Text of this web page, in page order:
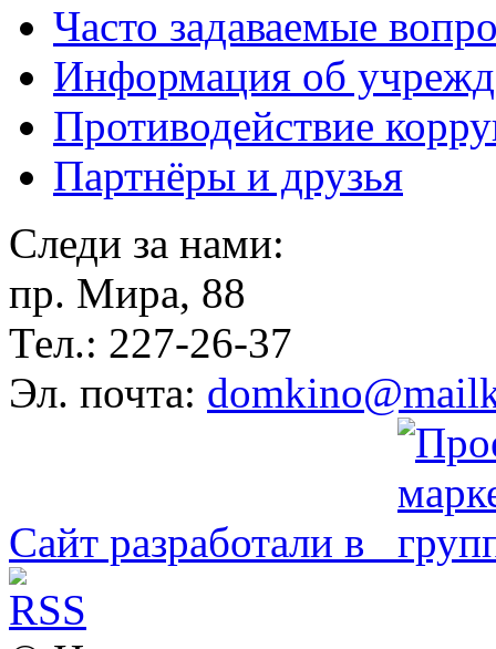
Часто задаваемые
Информация об
Противодействие
Партнёры и друзья
Следи за нами:
пр. Мира, 88
Тел.: 227-26-37
Эл. почта:
Сайт разработали в